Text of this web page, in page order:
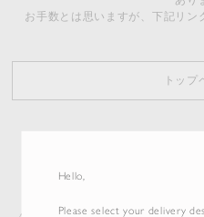
Hello,
Please select your delivery
お手数とは思いますが、下記リン
トップ